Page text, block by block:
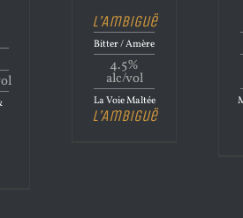
L’Ambiguë
Bitter / Amère
4.5%
alc/vol
La Voie Maltée
L’Ambiguë